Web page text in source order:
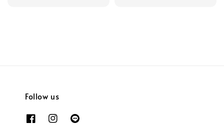
Follow us